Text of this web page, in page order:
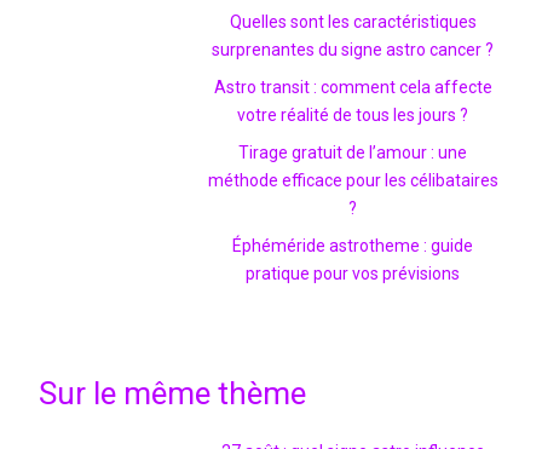
Quelles sont les caractéristiques
surprenantes du signe astro cancer ?
Astro transit : comment cela affecte
votre réalité de tous les jours ?
Tirage gratuit de l’amour : une
méthode efficace pour les célibataires
?
Éphéméride astrotheme : guide
pratique pour vos prévisions
Sur le même thème